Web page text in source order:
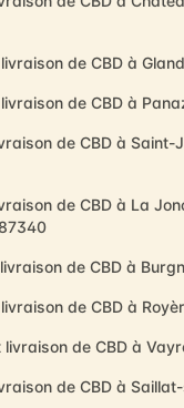
de CBD à
de CBD à
de CBD à Saint-
de CBD à La
de CBD à
de CBD à
livraison de CBD à
de CBD à